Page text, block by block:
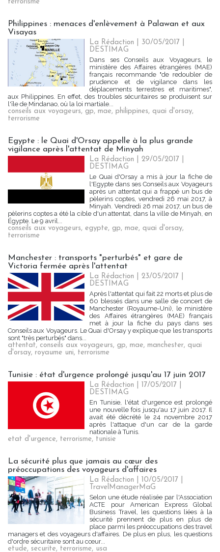
terrorisme
Philippines : menaces d'enlèvement à Palawan et aux
Visayas
La Rédaction | 30/05/2017
DESTIMAG
Dans ses Conseils aux Voyageurs, le
ministère des Affaires étrangères (MAE)
français recommande "de redoubler de
prudence et de vigilance dans les
déplacements terrestres et maritimes",
aux Philippines. En effet, des troubles sécuritaires se produisent sur
l'île de Mindanao, où la loi martiale...
conseils aux voyageurs, gp, mae, philippines, quai d'orsay,
terrorisme
Egypte : le Quai d'Orsay appelle à la plus grande
vigilance après l'attentat de Minyah
La Rédaction | 29/05/2017
DESTIMAG
Le Quai d'Orsay a mis à jour la fiche de
l'Egypte dans ses Conseils aux Voyageurs
après un attentat qui a frappé un bus de
pèlerins coptes, vendredi 26 mai 2017, à
Minyah. Vendredi 26 mai 2017, un bus de
pèlerins coptes a été la cible d'un attentat, dans la ville de Minyah, en
Égypte. Le 9 avril...
conseils aux voyageurs, egypte, gp, mae, quai d'orsay,
terrorisme
Manchester : transports "perturbés" et gare de
Victoria fermée après l'attentat
La Rédaction | 23/05/2017
DESTIMAG
Après l'attentat qui fait 22 morts et plus de
60 blessés dans une salle de concert de
Manchester (Royaume-Uni), le ministère
des Affaires étrangères (MAE) français
met à jour la fiche du pays dans ses
Conseils aux Voyageurs. Le Quai d'Orsay y explique que les transports
sont "très perturbés" dans...
attentat, conseils aux voyageurs, gp, mae, manchester, quai
d'orsay, royaume uni, terrorisme
Tunisie : état d'urgence prolongé jusqu'au 17 juin 2017
La Rédaction | 17/05/2017
DESTIMAG
En Tunisie, l'état d'urgence est prolongé
une nouvelle fois jusqu'au 17 juin 2017. Il
avait été décrété le 24 novembre 2017
après l'attaque d'un car de la garde
nationale à Tunis.
etat d'urgence, terrorisme, tunisie
La sécurité plus que jamais au cœur des
préoccupations des voyageurs d'affaires
La Rédaction | 10/05/2017
TravelManagerMaG
Selon une étude réalisée par l'Association
ACTE pour American Express Global
Business Travel, les questions liées à la
sécurité prennent de plus en plus de
place parmi les préoccupations des travel
managers et des voyageurs d'affaires. De plus en plus, les questions
d'ordre sécuritaire sont au cœur...
etude, securite, terrorisme, usa